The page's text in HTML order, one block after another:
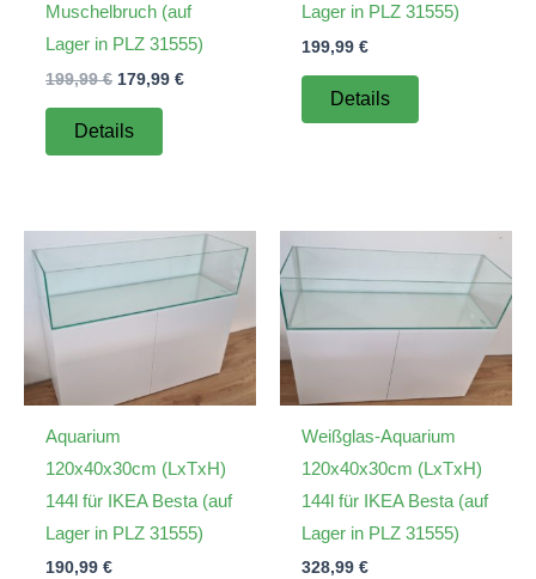
Muschelbruch (auf
Lager in PLZ 31555)
199,99€ Ursprünglicher
199,99 €
179,99 €Aktueller
Details
Lager in PLZ 31555)
199,99 €
Details
Aquarium
120x40x30cm (LxTxH)
144l für IKEA Besta (auf
Lager in PLZ 31555)
190,99 €
Weißglas-Aquarium
120x40x30cm (LxTxH)
144l für IKEA Besta (auf
Lager in PLZ 31555)
328,99 €